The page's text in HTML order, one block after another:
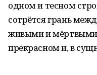
одном и тесном
сотрётся грань
живыми и мёртвыми
прекрасном и, в